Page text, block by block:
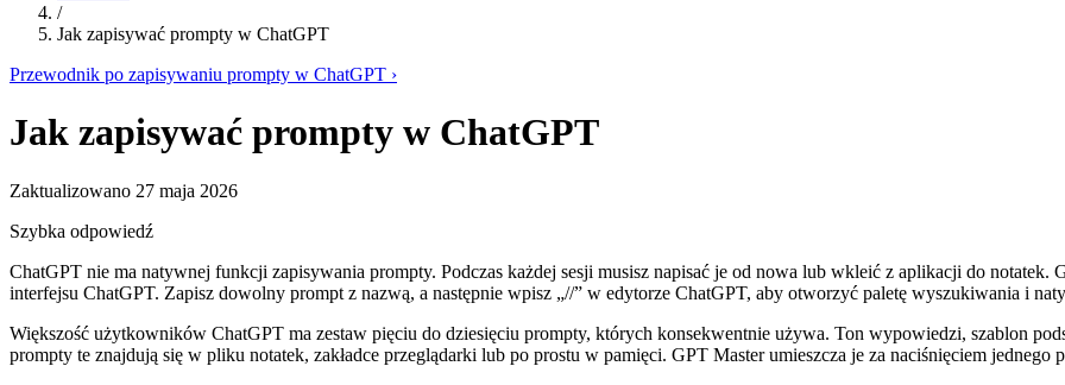
/
Jak zapisywać prompty w ChatGPT
Przewodnik po zapisywaniu prompty w ChatGPT ›
Jak zapisywać prompty w ChatGPT
Zaktualizowano 27 maja 2026
Szybka odpowiedź
ChatGPT nie ma natywnej funkcji zapisywania prompty. Podczas każdej sesji musisz napisać je od nowa lub wkleić z aplikacji do notatek.
interfejsu ChatGPT. Zapisz dowolny prompt z nazwą, a następnie wpisz „//” w edytorze ChatGPT, aby otworzyć paletę wyszukiwania i
Większość użytkowników ChatGPT ma zestaw pięciu do dziesięciu prompty, których konsekwentnie używa. Ton wypowiedzi, szablon
prompty te znajdują się w pliku notatek, zakładce przeglądarki lub po prostu w pamięci. GPT Master umieszcza je za naciśnięciem jednego